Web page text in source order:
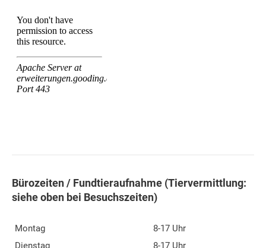
Bürozeiten / Fundtieraufnahme (Tiervermittlung:
siehe oben bei Besuchszeiten)
Montag
8-17 Uhr